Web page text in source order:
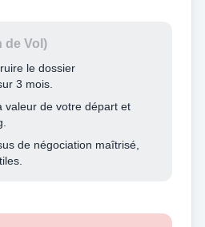
de Vol)
le dossier
3 mois.
valeur de votre départ et
de négociation maîtrisé,